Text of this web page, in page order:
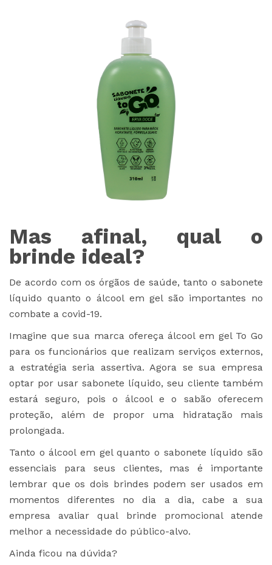
Mas afinal, qual o
brinde ideal?
De acordo com os órgãos de saúde, tanto o sabonete
líquido quanto o álcool em gel são importantes no
combate a covid-19.
Imagine que sua marca ofereça álcool em gel To Go
para os funcionários que realizam serviços externos,
a estratégia seria assertiva. Agora se sua empresa
optar por usar sabonete líquido, seu cliente também
estará seguro, pois o álcool e o sabão oferecem
proteção, além de propor uma hidratação mais
prolongada.
Tanto oálcool em gelquanto o sabonete líquidosão
essenciais para seus clientes, mas é importante
lembrar que os dois brindes podem ser usados em
momentos diferentes no dia a dia, cabe a sua
empresa avaliar qual brinde promocional atende
melhor a necessidade do público-alvo.
Ainda ficou na dúvida?